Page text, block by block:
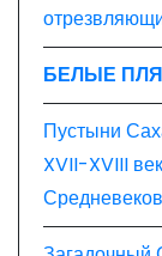
БЕЛЫЕ
Пустыни
XVII-XVIII